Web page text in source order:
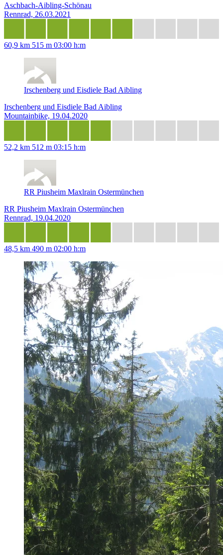
Aschbach-Aibling-Schönau
Rennrad, 26.03.2021
60,9 km 515 m 03:00 h:m
Irschenberg und Eisdiele Bad Aibling
Irschenberg und Eisdiele Bad Aibling
Mountainbike, 19.04.2020
52,2 km 512 m 03:15 h:m
RR Piusheim Maxlrain Ostermünchen
RR Piusheim Maxlrain Ostermünchen
Rennrad, 19.04.2020
48,5 km 490 m 02:00 h:m